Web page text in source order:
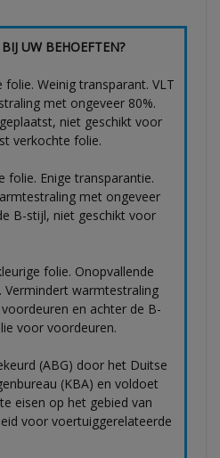
UW BEHOEFTEN?
Weinig transparant. VLT
met ongeveer 80%.
niet geschikt voor
verkochte folie.
folie. Enige transparantie.
met ongeveer
B-stijl, niet geschikt voor
folie. Onopvallende
Vermindert warmtestraling
en achter de B-
voor voordeuren.
(ABG) door het Duitse
(KBA) en voldoet
eisen op het gebied van
voor voertuiggerelateerde